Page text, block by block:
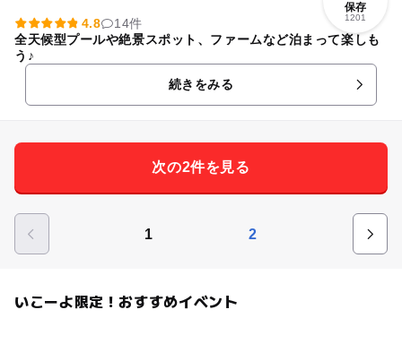
保存
1201
4.8
14件
全天候型プールや絶景スポット、ファームなど泊まって楽しも
う♪
続きをみる
次の2件を見る
1 2
いこーよ限定！おすすめイベント